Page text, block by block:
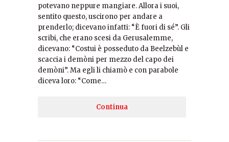
potevano neppure mangiare. Allora i suoi,
sentito questo, uscirono per andare a
prenderlo; dicevano infatti: “È fuori di sé”. Gli
scribi, che erano scesi da Gerusalemme,
dicevano: “Costui è posseduto da Beelzebùl e
scaccia i demòni per mezzo del capo dei
demòni”. Ma egli li chiamò e con parabole
diceva loro: “Come…
Continua